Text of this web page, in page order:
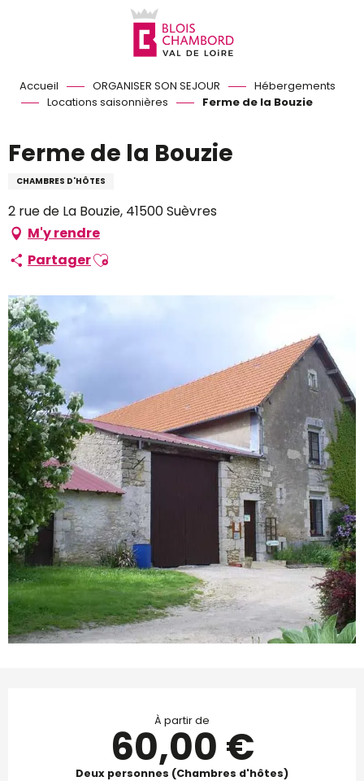
Accueil ORGANISER SON SEJOUR
Hébergements
Locations saisonnières
Ferme de la Bouzie
Ferme de la Bouzie
CHAMBRES D'HÔTES
2 rue de La Bouzie, 41500 Suèvres
M'y rendre
PartagerAjouter aux favoris
Ouverture et coordonnées
À partir de
60,00 €
Deux personnes (Chambres d'hôtes)